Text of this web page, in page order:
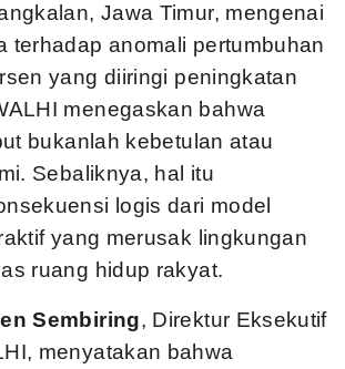
Jawa Timur, mengenai
terhadap anomali pertumbuhan
yang diiringi peningkatan
menegaskan bahwa
bukanlah kebetulan atau
Sebaliknya, hal itu
logis dari model
yang merusak lingkungan
ruang hidup rakyat.
Sembiring, Direktur Eksekutif
menyatakan bahwa